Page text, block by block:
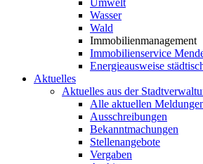
Umwelt
Wasser
Wald
Immobilienmanagement
Immobilienservice
Energieausweise
Aktuelles
Aktuelles aus der
Alle aktuellen
Ausschreibungen
Bekanntmachungen
Stellenangebote
Vergaben